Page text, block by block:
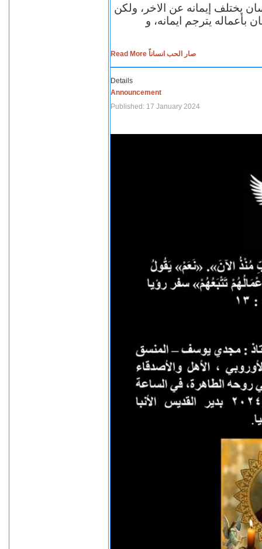
يختلف إيمانه عن الاخر، ولكن
بأعماله يترجم ايمانه، و
Read More صار الحب انساناً
Details
Announcement
Published: 17 January 2024